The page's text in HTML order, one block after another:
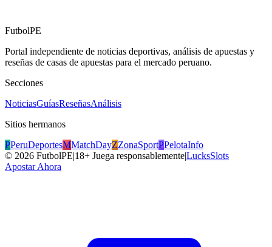
FutbolPE
Portal independiente de noticias deportivas, análisis de apuestas y
reseñas de casas de apuestas para el mercado peruano.
Secciones
NoticiasGuíasReseñasAnálisis
Sitios hermanos
PPeruDeportesMMatchDayZZonaSportPPelotaInfo
© 2026 FutbolPE|18+ Juega responsablemente|LucksSlots
Apostar Ahora